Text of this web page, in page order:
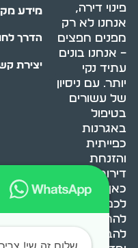
פינוי דירה,
אנחנו לא רק
מפנים חפצים
– אנחנו בונים
עתיד נקי
יותר. עם ניסיון
של עשורים
בטיפול
באגרנות
כפייתית
והזנחת
דירות, אנחנו
כאן כדי לעזור
לכם
להתמודד,
להבין ולשנות.
מידע
הדרך
יצירת